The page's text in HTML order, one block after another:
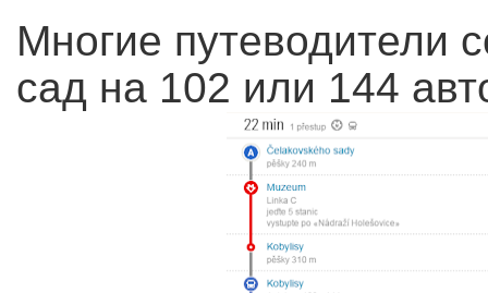
Многие путеводители
сад на 102 или 144